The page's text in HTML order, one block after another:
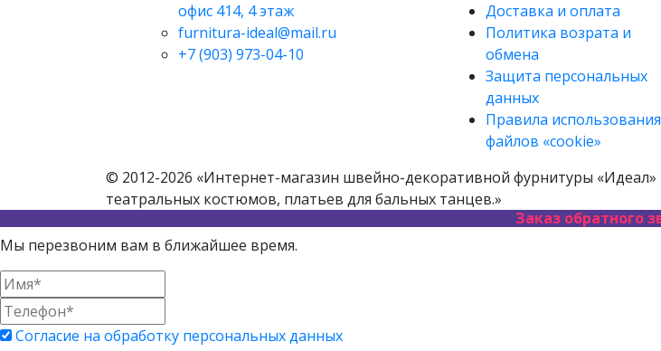
офис 414, 4 этаж
furnitura-ideal@mail.ru
+7 (903) 973-04-10
Доставка и оплата
Политика возрата и
обмена
Защита персональных
данных
Правила использования
файлов «cookie»
© 2012-2026 «Интернет-магазин швейно-декоративной фурнитуры
театральных костюмов, платьев для бальных танцев.»
Заказ обратного
Мы перезвоним вам в ближайшее время.
Согласие на обработку персональных данных